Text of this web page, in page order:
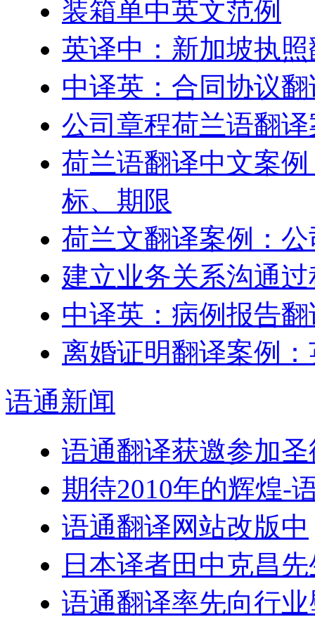
装箱单中英文范例
英译中：新加坡执
中译英：合同协议
公司章程荷兰语翻
荷兰语翻译中文案
标、期限
荷兰文翻译案例：
建立业务关系沟通
中译英：病例报告
离婚证明翻译案例
语通新闻
语通翻译获邀参加
期待2010年的辉煌-
语通翻译网站改版中
日本译者田中克昌
语通翻译率先向行